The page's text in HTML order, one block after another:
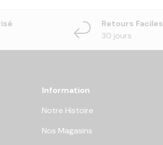
Retours Faciles
30 jours
Information
Notre Histoire
Nos Magasins